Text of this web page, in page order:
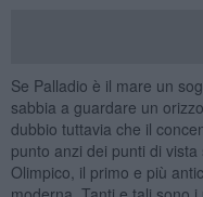
Se Palladio è il mare un
sabbia a guardare un
dubbio tuttavia che il
punto anzi dei punti di
Olimpico, il primo e più